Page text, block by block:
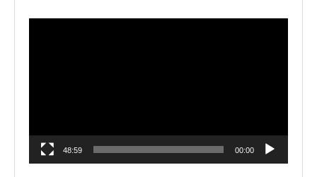
00:00
48:59